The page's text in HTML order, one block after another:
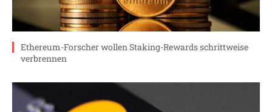
Ethereum-Forscher wollen Staking-Rewards schrittweise
verbrennen